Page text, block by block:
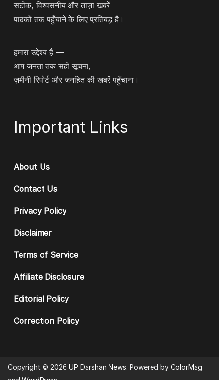
सटीक, विश्वसनीय और ताज़ा खबरें
पाठकों तक पहुँचाने के लिए प्रतिबद्ध है।
हमारा उद्देश्य है —
आम जनता तक सही सूचना,
ज़मीनी रिपोर्ट और जनहित की खबरें पहुँचाना।
Important Links
About Us
Contact Us
Privacy Policy
Disclaimer
Terms of Service
Affiliate Disclosure
Editorial Policy
Correction Policy
Copyright © 2026 UP Darshan News. Powered by ColorMag